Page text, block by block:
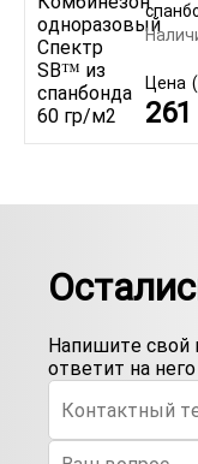
Цена
Напишите свой
ответит на